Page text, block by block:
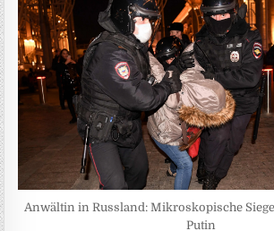
Anwältin in Russland: Mikroskopische
Putin